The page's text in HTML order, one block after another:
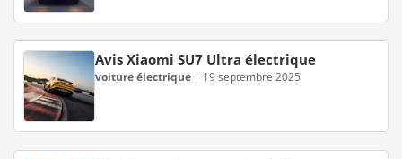
Avis Xiaomi SU7 Ultra électrique
voiture électrique | 19 septembre 2025